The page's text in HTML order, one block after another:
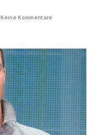
Keine Kommentare